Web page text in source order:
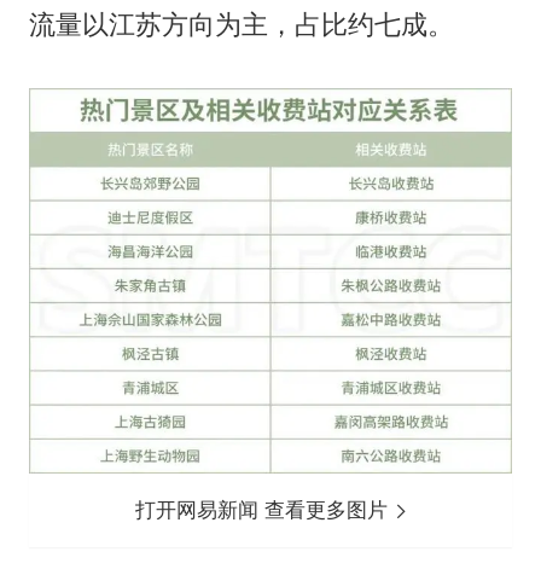
流量以江苏方向为主，占比约七成。
打开网易新闻 查看更多图片